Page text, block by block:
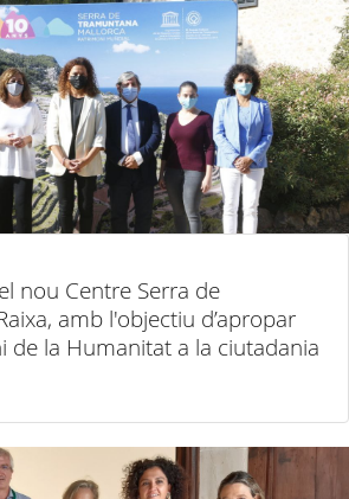
nou Centre Serra de
amb l'objectiu d’apropar
de la Humanitat a la ciutadania